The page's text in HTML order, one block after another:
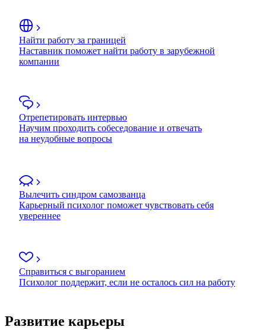
Найти работу за границей
Наставник поможет найти работу в зарубежной
компании
Отрепетировать интервью
Научим проходить собеседование и отвечать
на неудобные вопросы
Вылечить синдром самозванца
Карьерный психолог поможет чувствовать себя
увереннее
Справиться с выгоранием
Психолог поддержит, если не осталось сил на работу
Развитие карьеры